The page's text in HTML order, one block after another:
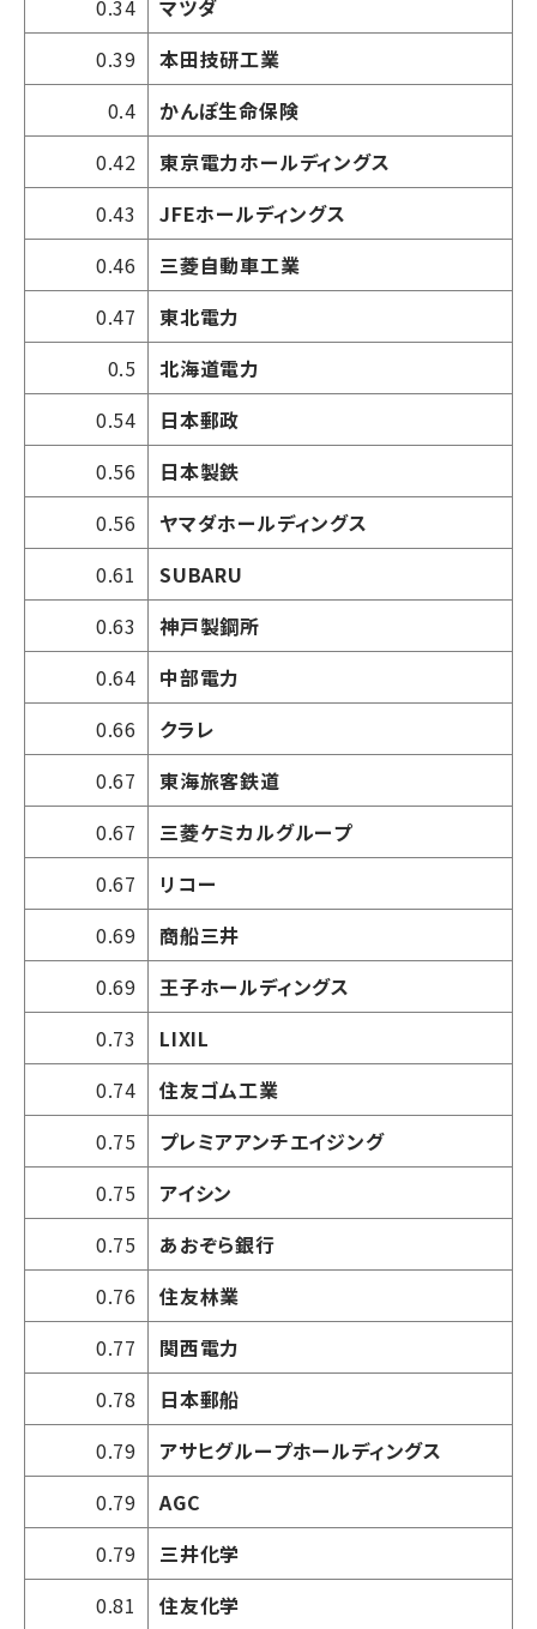
0.34
マツダ
0.39
本田技研工業
0.4
かんぽ生命保険
0.42
東京電力ホールディングス
0.43
JFEホールディングス
0.46
三菱自動車工業
0.47
東北電力
0.5
北海道電力
0.54
日本郵政
0.56
日本製鉄
0.56
ヤマダホールディングス
0.61
SUBARU
0.63
神戸製鋼所
0.64
中部電力
0.66
クラレ
0.67
東海旅客鉄道
0.67
三菱ケミカルグループ
0.67
リコー
0.69
商船三井
0.69
王子ホールディングス
0.73
LIXIL
0.74
住友ゴム工業
0.75
プレミアアンチエイジング
0.75
アイシン
0.75
あおぞら銀行
0.76
住友林業
0.77
関西電力
0.78
日本郵船
0.79
アサヒグループホールディングス
0.79
AGC
0.79
三井化学
0.81
住友化学